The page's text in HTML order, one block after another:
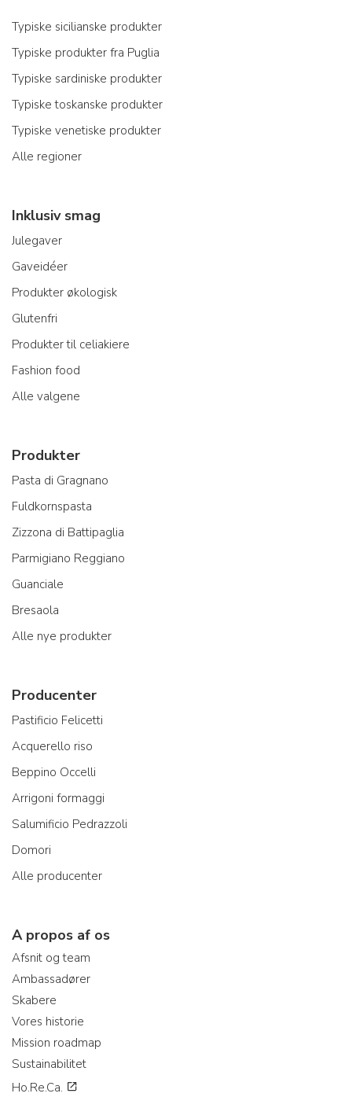
Typiske sicilianske produkter
Typiske produkter fra Puglia
Typiske sardiniske produkter
Typiske toskanske produkter
Typiske venetiske produkter
Alle regioner
Inklusiv smag
Julegaver
Gaveidéer
Produkter økologisk
Glutenfri
Produkter til celiakiere
Fashion food
Alle valgene
Produkter
Pasta di Gragnano
Fuldkornspasta
Zizzona di Battipaglia
Parmigiano Reggiano
Guanciale
Bresaola
Alle nye produkter
Producenter
Pastificio Felicetti
Acquerello riso
Beppino Occelli
Arrigoni formaggi
Salumificio Pedrazzoli
Domori
Alle producenter
A propos af os
Afsnit og team
Ambassadører
Skabere
Vores historie
Mission roadmap
Sustainabilitet
Ho.Re.Ca.